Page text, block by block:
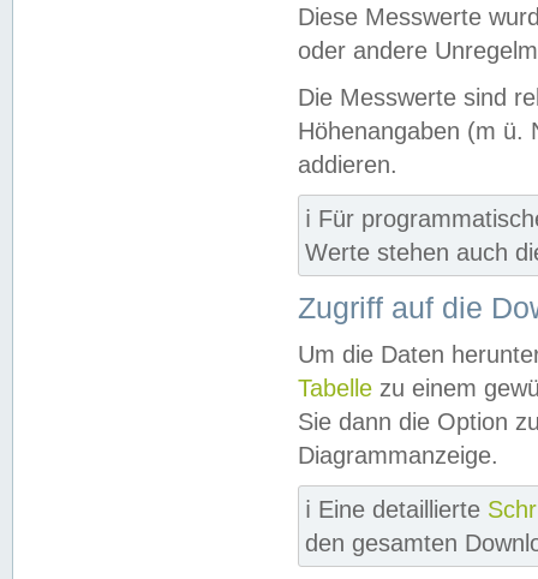
Diese Messwerte
oder andere
Die Messwerte sind
Höhenangaben (m ü.
addieren.
ℹ️ Für
Werte stehen auch
Zugriff auf die
Um die Daten
Tabelle zu einem
Sie dann die Option
Diagrammanzeige.
ℹ️ Eine detaillierte
den gesamten